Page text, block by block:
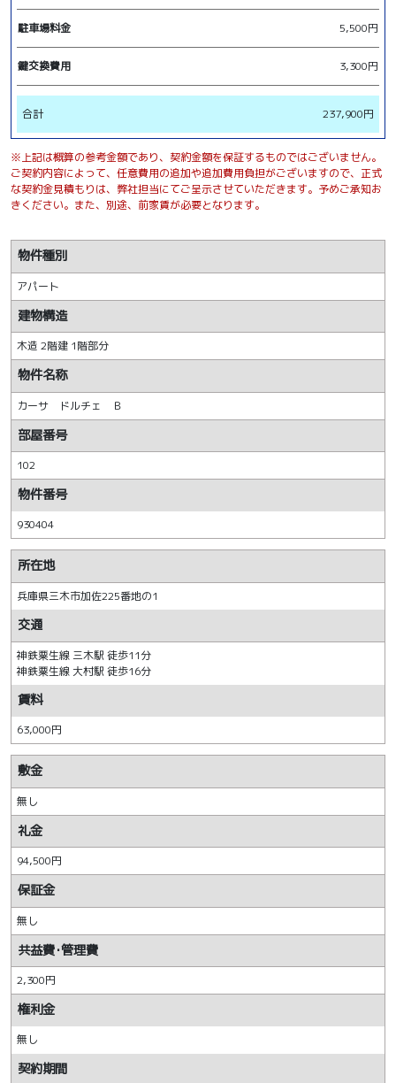
駐車場料金 5,500円
鍵交換費用 3,300円
合計 237,900円
※上記は概算の参考金額であり、契約金額を保証するものではございません。
ご契約内容によって、任意費用の追加や追加費用負担がございますので、正式
な契約金見積もりは、弊社担当にてご呈示させていただきます。予めご承知お
きください。また、別途、前家賃が必要となります。
物件種別
アパート
建物構造
木造 2階建 1階部分
物件名称
カーサ ドルチェ Ｂ
部屋番号
102
物件番号
930404
所在地
兵庫県三木市加佐225番地の1
交通
神鉄粟生線 三木駅 徒歩11分
神鉄粟生線 大村駅 徒歩16分
賃料
63,000円
敷金
無し
礼金
94,500円
保証金
無し
共益費･管理費
2,300円
権利金
無し
契約期間